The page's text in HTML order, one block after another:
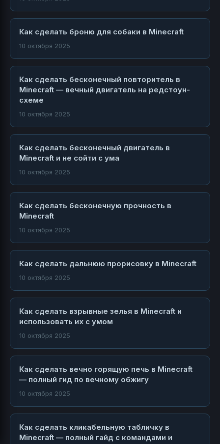
Как сделать броню для собаки в Minecraft
10 октября 2025
Как сделать бесконечный повторитель в
Minecraft — вечный двигатель на редстоун-
схеме
10 октября 2025
Как сделать бесконечный двигатель в
Minecraft и не сойти с ума
10 октября 2025
Как сделать бесконечную прочность в
Minecraft
10 октября 2025
Как сделать дальнюю прорисовку в Minecraft
10 октября 2025
Как сделать взрывные зелья в Minecraft и
использовать их с умом
10 октября 2025
Как сделать вечно горящую печь в Minecraft
— полный гид по вечному обжигу
10 октября 2025
Как сделать кликабельную табличку в
Minecraft — полный гайд с командами и